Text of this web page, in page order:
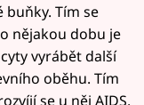
Tím se
nějakou dobu je
vyrábět další
oběhu. Tím
se u něj AIDS.